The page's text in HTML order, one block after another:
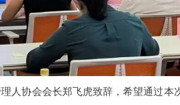
人协会会长郑飞虎致辞，希望通过本